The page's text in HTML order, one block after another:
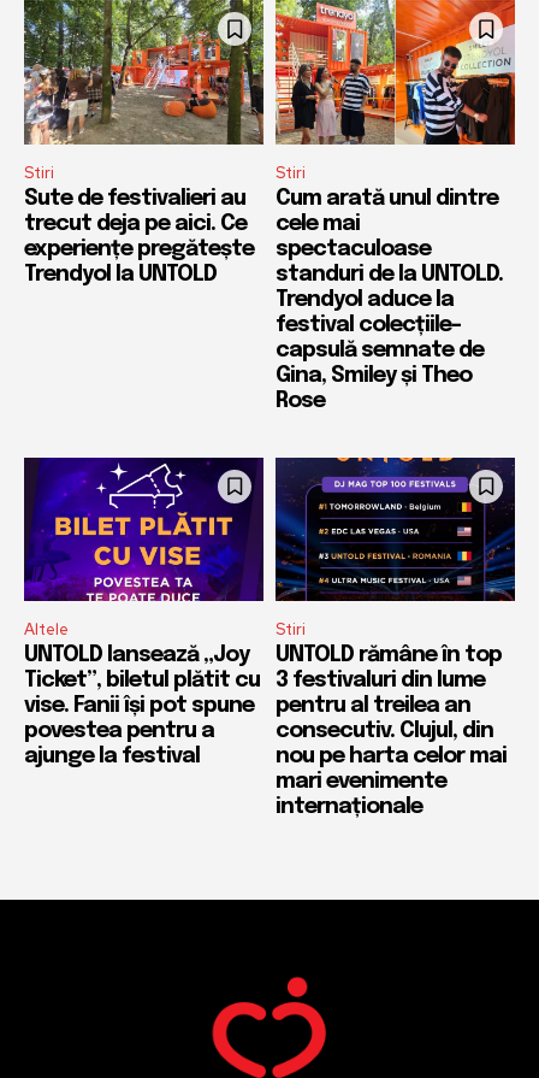
Stiri
Sute de festivalieri au
trecut deja pe aici. Ce
experiențe pregătește
Trendyol la UNTOLD
Stiri
Cum arată unul dintre
cele mai
spectaculoase
standuri de la UNTOLD.
Trendyol aduce la
festival colecțiile-
capsulă semnate de
Gina, Smiley și Theo
Rose
Altele
UNTOLD lansează „Joy
Ticket”, biletul plătit cu
vise. Fanii își pot spune
povestea pentru a
ajunge la festival
Stiri
UNTOLD rămâne în top
3 festivaluri din lume
pentru al treilea an
consecutiv. Clujul, din
nou pe harta celor mai
mari evenimente
internaționale